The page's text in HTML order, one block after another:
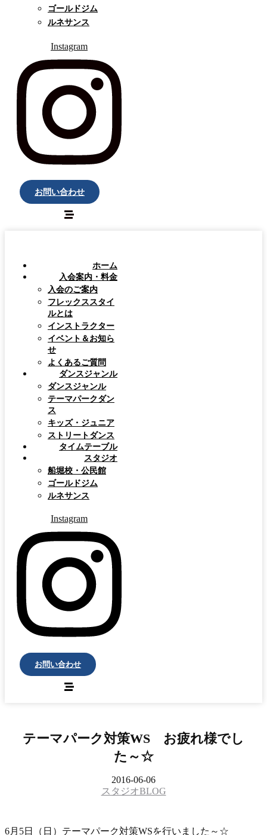
ゴールドジム
ルネサンス
Instagram
お問い合わせ
ホーム
入会案内・料金
入会のご案内
フレックススタイ
ルとは
インストラクター
イベント＆お知ら
せ
よくあるご質問
ダンスジャンル
ダンスジャンル
テーマパークダン
ス
キッズ・ジュニア
ストリートダンス
タイムテーブル
スタジオ
船堀校・公民館
ゴールドジム
ルネサンス
Instagram
お問い合わせ
テーマパーク対策WS お疲れ様でし
た～☆
2016-06-06
スタジオBLOG
6月5日（日）テーマパーク対策WSを行いました～☆